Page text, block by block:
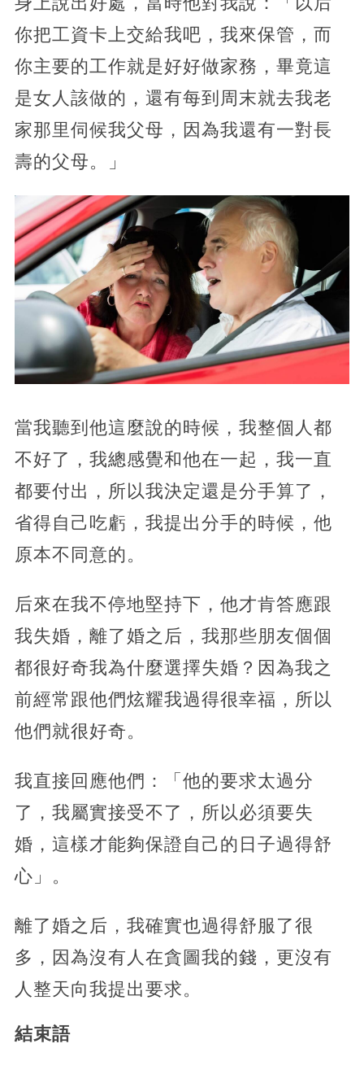
你把工資卡上交給我吧，我來保管，而
你主要的工作就是好好做家務，畢竟這
是女人該做的，還有每到周末就去我老
家那里伺候我父母，因為我還有一對長
壽的父母。」
當我聽到他這麼說的時候，我整個人都
不好了，我總感覺和他在一起，我一直
都要付出，所以我決定還是分手算了，
省得自己吃虧，我提出分手的時候，他
原本不同意的。
后來在我不停地堅持下，他才肯答應跟
我失婚，離了婚之后，我那些朋友個個
都很好奇我為什麼選擇失婚？因為我之
前經常跟他們炫耀我過得很幸福，所以
他們就很好奇。
我直接回應他們：「他的要求太過分
了，我屬實接受不了，所以必須要失
婚，這樣才能夠保證自己的日子過得舒
心」。
離了婚之后，我確實也過得舒服了很
多，因為沒有人在貪圖我的錢，更沒有
人整天向我提出要求。
結束語